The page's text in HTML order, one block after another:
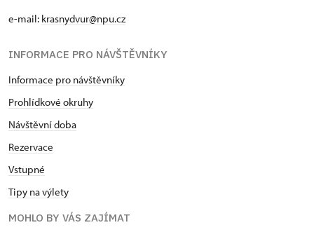
e-mail: krasnydvur@npu.cz
INFORMACE PRO NÁVŠTĚVNÍKY
Informace pro návštěvníky
Prohlídkové okruhy
Návštěvní doba
Rezervace
Vstupné
Tipy na výlety
MOHLO BY VÁS ZAJÍMAT